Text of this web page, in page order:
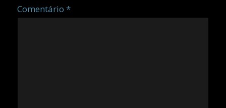
Comentário *